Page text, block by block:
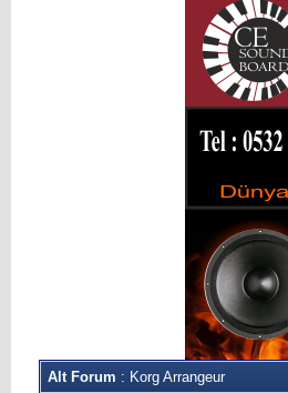
Alt Forum : Korg Arrangeur